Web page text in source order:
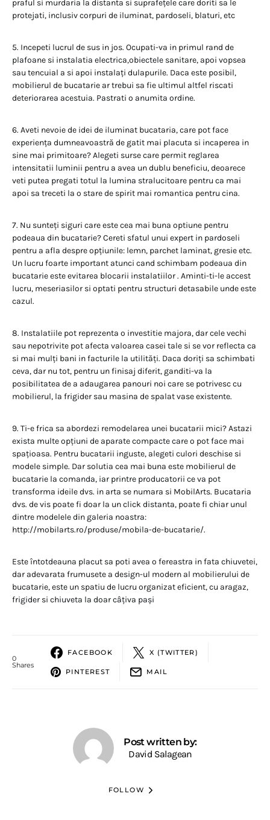
praful si murdaria la distanta si suprafețele care doriti sa le
protejati, inclusiv corpuri de iluminat, pardoseli, blaturi, etc
5. Incepeti lucrul de sus in jos. Ocupati-va in primul rand de
plafoane si instalatia electrica,obiectele sanitare, apoi vopsea
sau tencuial a si apoi instalați dulapurile. Daca este posibil,
mobilierul de bucatarie ar trebui sa fie ultimul altfel riscati
deteriorarea acestuia. Pastrati o anumita ordine.
6. Aveti nevoie de idei de iluminat bucataria, care pot face
experiența dumneavoastră de gatit mai placuta si incaperea in
sine mai primitoare? Alegeti surse care permit reglarea
intensitatii luminii pentru a avea un dublu beneficiu, deoarece
veti putea pregati totul la lumina stralucitoare pentru ca mai
apoi sa treceti la o stare de spirit mai romantica pentru cina.
7. Nu sunteți siguri care este cea mai buna optiune pentru
podeaua din bucatarie? Cereti sfatul unui expert in pardoseli
pentru a afla despre opțiunile: lemn, parchet laminat, gresie etc.
Un lucru foarte important atunci cand schimbam podeaua din
bucatarie este evitarea blocarii instalatiilor . Aminti-ti-le accest
lucru, meseriasilor si optati pentru structuri detasabile unde este
cazul.
8. Instalatiile pot reprezenta o investitie majora, dar cele vechi
sau nepotrivite pot afecta valoarea casei tale si se vor reflecta ca
si mai mulți bani in facturile la utilități. Daca doriți sa schimbati
ceva, dar nu tot, pentru un finisaj diferit, ganditi-va la
posibilitatea de a adaugarea panouri noi care se potrivesc cu
mobilierul, la frigider sau masina de spalat vase existente.
9. Ti-e frica sa abordezi remodelarea unei bucatarii mici? Astazi
exista multe opțiuni de aparate compacte care o pot face mai
spațioasa. Pentru bucatarii inguste, alegeti culori deschise si
modele simple. Dar solutia cea mai buna este mobilierul de
bucatarie la comanda, iar printre producatorii ce va pot
transforma ideile dvs. in arta se numara si MobilArts. Bucataria
dvs. de vis poate fi doar la un click distanta, poate fi chiar unul
dintre modelele din galeria noastra:
http://mobilarts.ro/produse/mobila-de-bucatarie/.
Este întotdeauna placut sa poti avea o fereastra in fata chiuvetei,
dar adevarata frumusete a design-ul modern al mobilierului de
bucatarie, este un spatiu de lucru organizat eficient, cu aragaz,
frigider si chiuveta la doar câțiva pași
0
Shares
FACEBOOK X (TWITTER)
PINTEREST MAIL
Post written by:
David Salagean
FOLLOW